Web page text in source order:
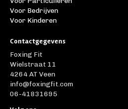
Voor Bedrijven
Voor Kinderen
Contactgegevens
Foxing Fit
Wielstraat 11
4264 AT Veen
info@foxingfit.com
06-41831695